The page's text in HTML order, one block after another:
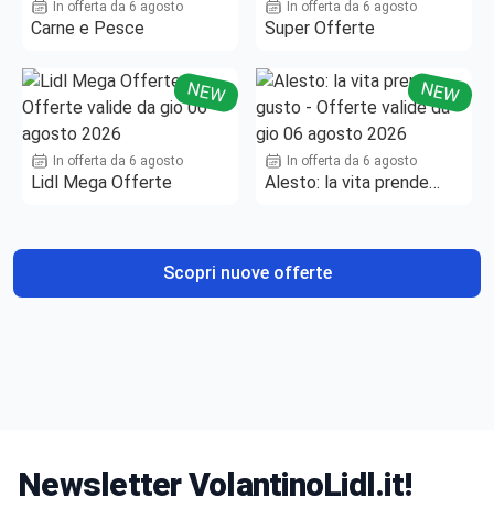
In offerta da 6 agosto
Carne e Pesce
In offerta da 6 agosto
Super Offerte
NEW
In offerta da 6 agosto
Lidl Mega Offerte
NEW
In offerta da 6 agosto
Alesto: la vita prende
Scopri nuove offerte
Newsletter VolantinoLidl.it!